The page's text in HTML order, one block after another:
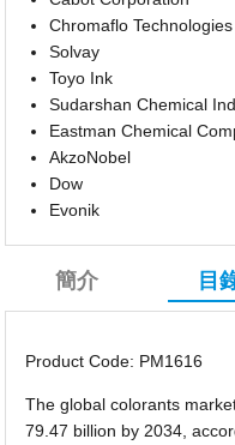
Chromaflo Technologies
Solvay
Toyo Ink
Sudarshan Chemical
Eastman Chemical
AkzoNobel
Dow
Evonik
簡介 目
Product Code: PM1616
The global colorants
79.47 billion by 2034,